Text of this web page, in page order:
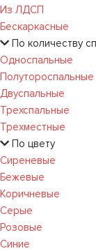
Из ЛДСП
Бескаркасные
По количеству
Односпальные
Полутороспальные
Двуспальные
Трехспальные
Трехместные
По цвету
Сиреневые
Бежевые
Коричневые
Серые
Розовые
Синие